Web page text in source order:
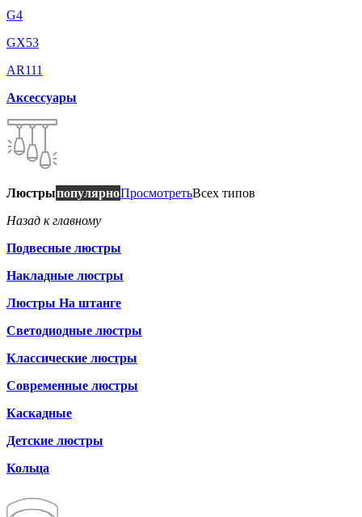
G4
GX53
AR111
Аксессуары
ЛюстрыпопулярноПросмотретьВсех типов
Назад к главному
Подвесные люстры
Накладные люстры
Люстры На штанге
Светодиодные люстры
Классические люстры
Современные люстры
Каскадные
Детские люстры
Кольца